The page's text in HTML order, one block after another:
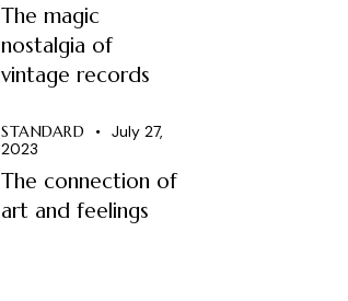
The magic
nostalgia of
vintage records
STANDARD
July 27,
2023
The connection of
art and feelings